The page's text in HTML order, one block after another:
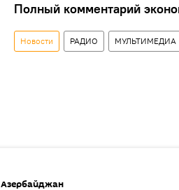
Полный комментарий
Новости РАДИО МУЛЬТИМЕДИА
Азербайджан